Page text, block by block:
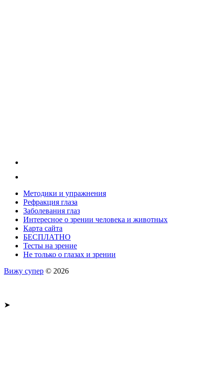
Методики и упражнения
Рефракция глаза
Заболевания глаз
Интересное о зрении человека и животных
Карта сайта
БЕСПЛАТНО
Тесты на зрение
Не только о глазах и зрении
Вижу супер © 2026
➤